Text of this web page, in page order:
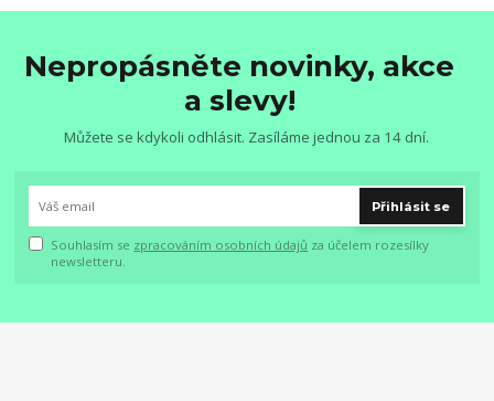
Nepropásněte novinky, akce
a slevy!
Můžete se kdykoli odhlásit. Zasíláme jednou za 14 dní.
Přihlásit se
Souhlasím se zpracováním osobních údajů za účelem rozesílky
newsletteru.